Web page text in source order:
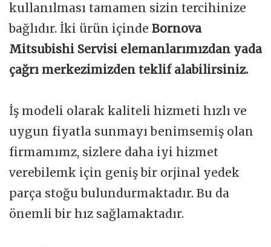
kullanılması tamamen sizin tercihinize
bağlıdır. İki ürün içinde Bornova
Mitsubishi Servisi elemanlarımızdan yada
çağrı merkezimizden teklif alabilirsiniz.
İş modeli olarak kaliteli hizmeti hızlı ve
uygun fiyatla sunmayı benimsemiş olan
firmamımz, sizlere daha iyi hizmet
verebilemk için geniş bir orjinal yedek
parça stoğu bulundurmaktadır. Bu da
önemli bir hız sağlamaktadır.